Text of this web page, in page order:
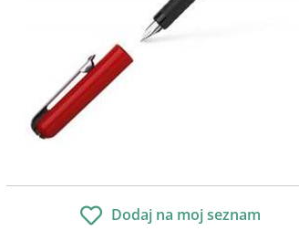
Dodaj na moj seznam